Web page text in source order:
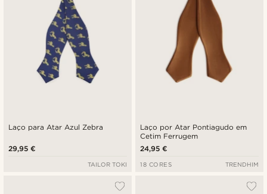
Laço para Atar Azul Zebra
29,95 €
TAILOR TOKI
Laço por Atar Pontiagudo em
Cetim Ferrugem
24,95 €
18 CORES TRENDHIM